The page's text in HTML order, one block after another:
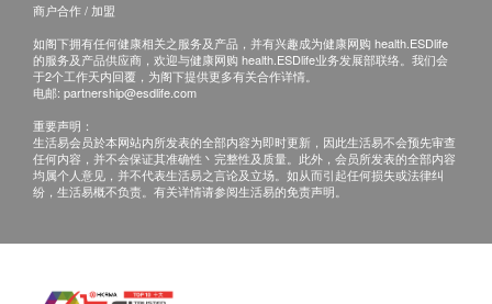
商户合作 / 加盟
如阁下拥有任何健康相关之服务及产品，并有兴趣成为健康网购 health.ESDlife
的服务及产品供应商，欢迎与健康网购 health.ESDlife业务发展部联络。我们会
于2个工作天内回覆，为阁下提供更多有关合作详情。
电邮: partnership@esdlife.com
重要声明：
生活易会员於本网站内所发表的全部内容为即时更新，因此生活易不会预先审查
任何内容，并不会保证其准确性丶完整性及质量。此外，会员所发表的全部内容
均属个人意见，并不代表生活易之言论及立场。如从而引起任何损失或法律纠
纷，生活易概不负责。有关详情请参阅生活易的免责声明。